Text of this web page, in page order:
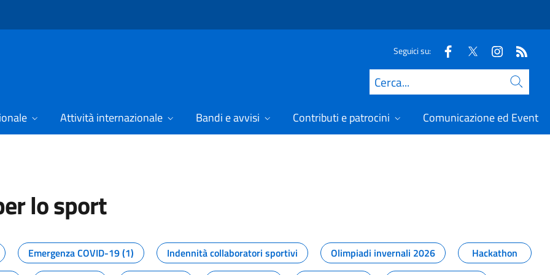
Seguici su:
Cerca
Attività internazionale Bandi e avvisi Contributi e patrocini Comunicazione ed Eventi
lo sport
dal Dipartimento per lo sport
Emergenza COVID-19 (1) Indennità collaboratori sportivi Olimpiadi invernali 2026
Hackathon